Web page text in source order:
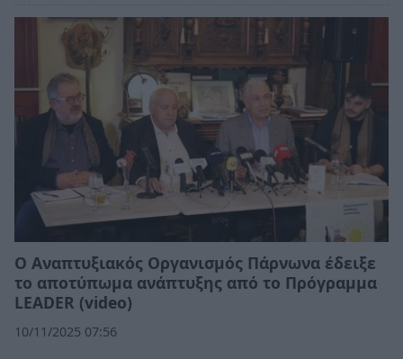
Ο Αναπτυξιακός Οργανισμός Πάρνωνα έδειξε
το αποτύπωμα ανάπτυξης από το Πρόγραμμα
LEADER (video)
10/11/2025 07:56